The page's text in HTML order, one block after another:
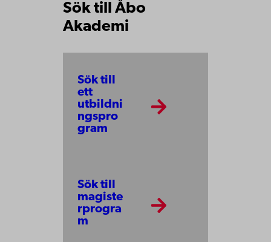
Sök till Åbo
Akademi
Sök till
ett
utbildni
ngspro
gram
Sök till
magiste
rprogra
m